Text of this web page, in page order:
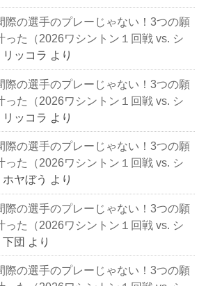
際の選手のプレーじゃない！3つの願
った（2026ワシントン１回戦 vs. シ
リッコラ より
際の選手のプレーじゃない！3つの願
った（2026ワシントン１回戦 vs. シ
リッコラ より
際の選手のプレーじゃない！3つの願
った（2026ワシントン１回戦 vs. シ
ホヤぼう より
際の選手のプレーじゃない！3つの願
った（2026ワシントン１回戦 vs. シ
下団 より
際の選手のプレーじゃない！3つの願